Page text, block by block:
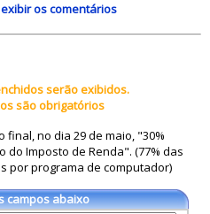
os comentários
serão exibidos.
são obrigatórios
final, no dia 29 de maio, "30%
Imposto de Renda". (77% das
por programa de computador)
campos abaixo